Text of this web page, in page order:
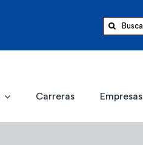
Buscar:
Carreras Empresas